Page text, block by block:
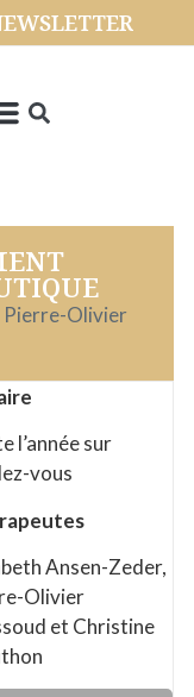
Pierre-Olivier
l’année sur
vous
Ansen-Zeder,
Olivier
et Christine